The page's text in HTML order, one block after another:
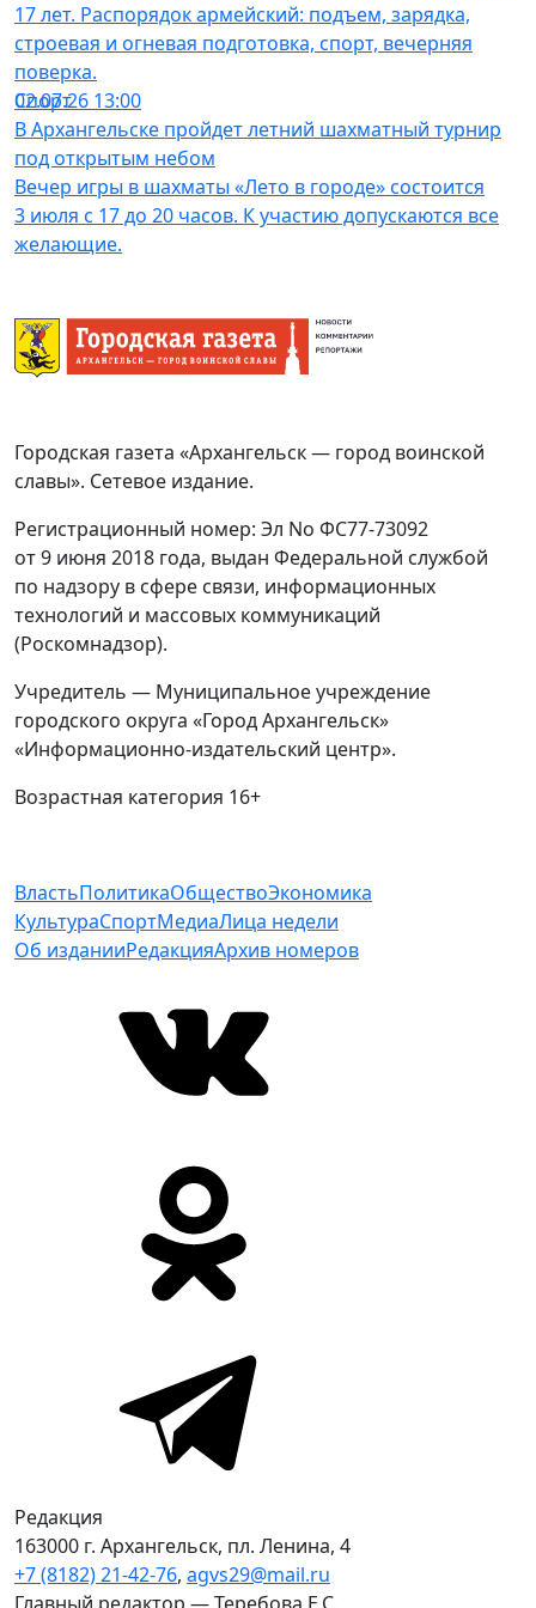
17 лет. Распорядок армейский: подъем, зарядка,
строевая и огневая подготовка, спорт, вечерняя
поверка.
Спорт
02.07.26 13:00
В Архангельске пройдет летний шахматный турнир
под открытым небом
Вечер игры в шахматы «Лето в городе» состоится
3 июля с 17 до 20 часов. К участию допускаются все
желающие.
Городская газета «Архангельск — город воинской
славы». Сетевое издание.
Регистрационный номер: Эл No ФС77-73092
от 9 июня 2018 года, выдан Федеральной службой
по надзору в сфере связи, информационных
технологий и массовых коммуникаций
(Роскомнадзор).
Учредитель — Муниципальное учреждение
городского округа «Город Архангельск»
«Информационно-издательский центр».
Возрастная категория 16+
ВластьПолитикаОбществоЭкономика
КультураСпортМедиаЛица недели
Об изданииРедакцияАрхив номеров
Редакция
163000 г. Архангельск, пл. Ленина, 4
+7 (8182) 21-42-76, agvs29@mail.ru